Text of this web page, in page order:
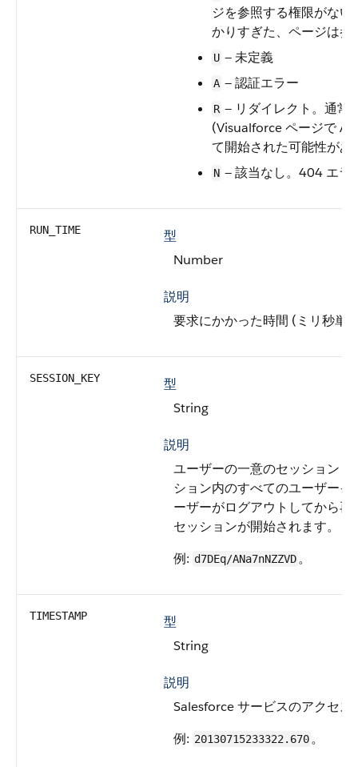
ジを参照する権限がな
かりすぎた、ページは
U — 未定義
A — 認証エラー
R — リダイレクト。通常
(Visualforce ページで
て開始された可能性があ
N — 該当なし。404 エラ
RUN_TIME
型
Number
説明
要求にかかった時間 (ミリ秒単
SESSION_KEY
型
String
説明
ユーザーの一意のセッション
ション内のすべてのユーザー
ーザーがログアウトしてから
セッションが開始されます。
例: d7DEq/ANa7nNZZVD。
TIMESTAMP
型
String
説明
Salesforce サービスのアクセス
例: 20130715233322.670。